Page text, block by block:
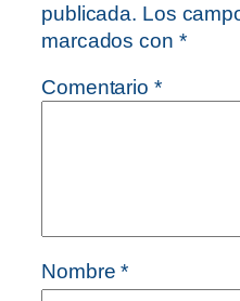
publicada. Los
marcados con *
Comentario *
Nombre*